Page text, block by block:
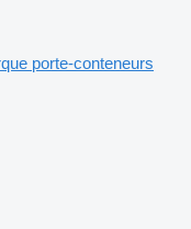
porte-conteneurs